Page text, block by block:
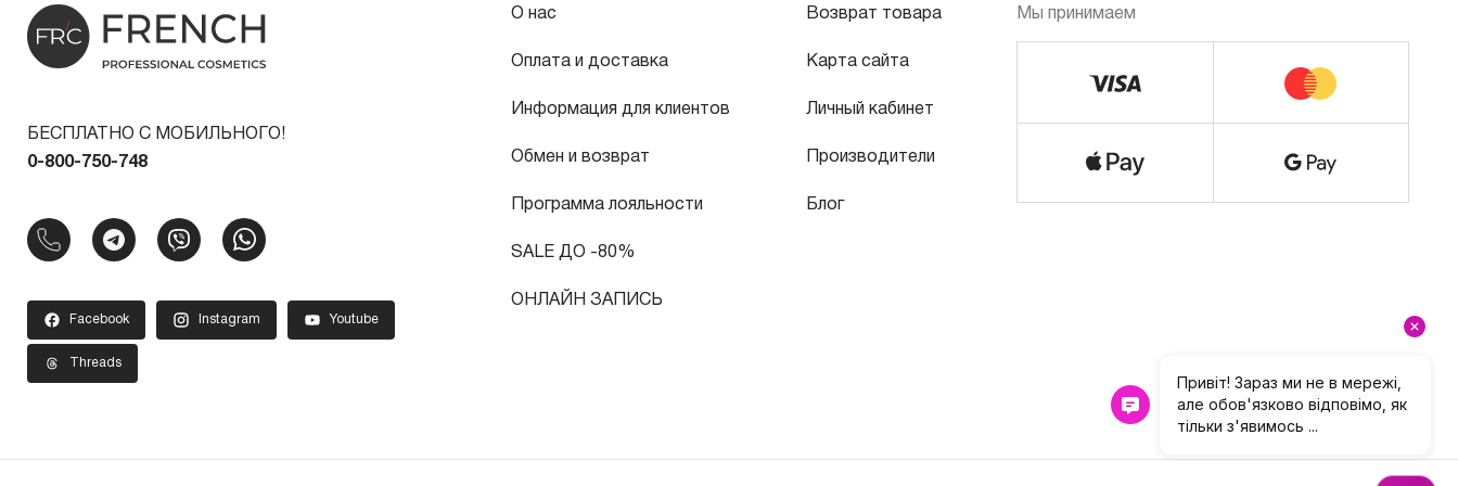
БЕСПЛАТНО С МОБИЛЬНОГО!
0-800-750-748
Facebook Instagram Youtube
Threads
О нас
Оплата и доставка
Информация для клиентов
Обмен и возврат
Программа лояльности
SALE ДО -80%
ОНЛАЙН ЗАПИСЬ
Возврат товара
Карта сайта
Личный кабинет
Производители
Блог
Мы принимаем